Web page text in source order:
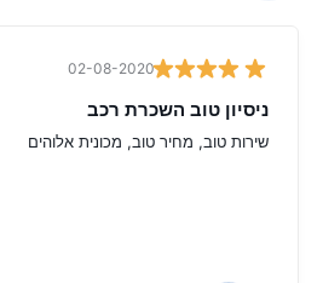
02-08-2020
ניסיון טוב השכרת רכב
שירות טוב, מחיר טוב, מכונית אלוהים